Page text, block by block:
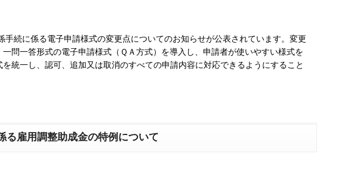
続に係る電子申請様式の変更点についてのお知らせが公表されています。変更
問一答形式の電子申請様式（ＱＡ方式）を導入し、申請者が使いやすい様式を
統一し、認可、追加又は取消のすべての申請内容に対応できるようにすること
る雇用調整助成金の特例について